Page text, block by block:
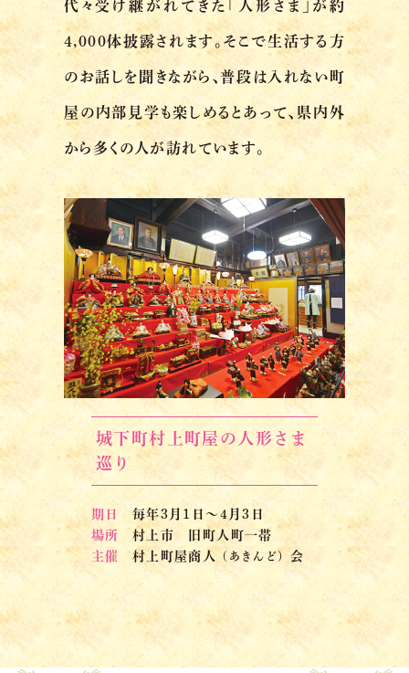
代々受け継がれてきた「人形さま」が約
4,000体披露されます。そこで生活する方
のお話しを聞きながら、普段は入れない町
屋の内部見学も楽しめるとあって、県内外
から多くの人が訪れています。
城下町村上町屋の人形さま
巡り
期日
毎年3月1日～4月3日
場所
村上市 旧町人町一帯
主催
村上町屋商人（あきんど）会